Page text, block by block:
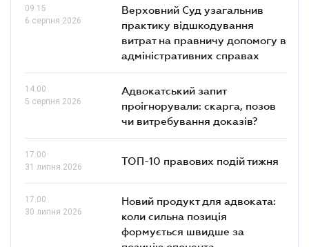
09.15
6 серпня 2026
Верховний Суд узагальнив
практику відшкодування
витрат на правничу допомогу в
адміністративних справах
14.00
5 серпня 2026
Адвокатський запит
проігнорували: скарга, позов
чи витребування доказів?
17.00
31 липня 2026
ТОП-10 правових подій тижня
17.00
30 липня 2026
Новий продукт для адвоката:
коли сильна позиція
формується швидше за